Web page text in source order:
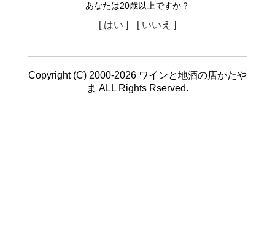
あなたは20歳以上ですか？
[ はい ] [ いいえ ]
Copyright (C) 2000-2026 ワインと地酒の店かたや
ま ALL Rights Rserved.